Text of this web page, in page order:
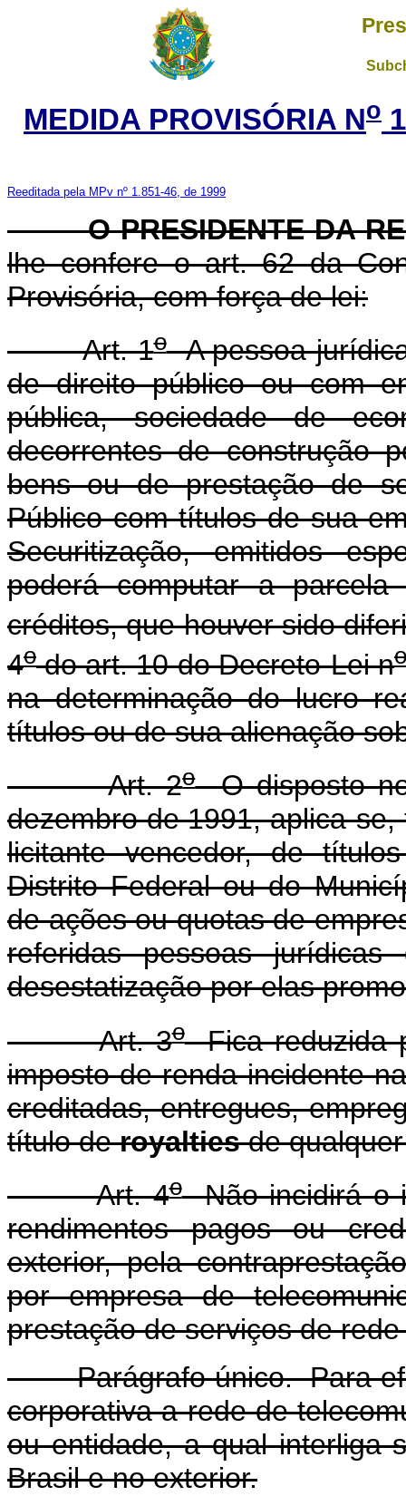
MEDIDA PROVISÓRIA No
Reeditada pela MPv nº 1.851-46, de 1999
O PRESIDENTE DA
lhe confere o art. 62 da
Provisória, com força de lei:
Art. 1oA pessoa
de direito público ou com
pública, sociedade de
decorrentes de construção
bens ou de prestação de
Público com títulos de sua
Securitização, emitidos
poderá computar a
créditos, que houver sido
4odo art. 10 do Decreto-Lei no
na determinação do lucro
títulos ou de sua alienação
Art. 2oO disposto
dezembro de 1991, aplica-
licitante vencedor, de
Distrito Federal ou do
de ações ou quotas de
referidas pessoas
desestatização por elas
Art. 3oFica reduzida
imposto de renda incidente
creditadas, entregues,
título deroyaltiesde
Art. 4oNão incidirá o
rendimentos pagos ou
exterior, pela
por empresa de
prestação de serviços de
Parágrafo único. Para
corporativa a rede de
ou entidade, a qual interliga
Brasil e no exterior.